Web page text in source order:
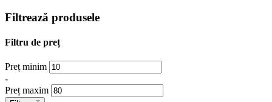
Filtrează produsele
Filtru de preț
Preț minim
-
Preț maxim